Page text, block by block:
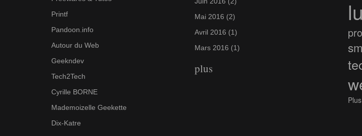
Printf
Pandoon.info
Autour du Web
Geekndev
Tech2Tech
Cyrille BORNE
Mademoizelle Geekette
Dix-Katre
Mai 2016 (2)
Avril 2016 (1)
Mars 2016 (1)
plus
Plus